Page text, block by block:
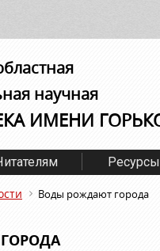
научная
ИМЕНИ
Ресурсы
Воды рождают города